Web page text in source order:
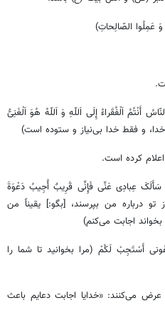
یا أَیُّهَا اَلنّاسُ أَنْتُمُ اَلْفُقَراءُ إِلَی اَللّهِ وَ اَللّهُ هُوَ اَلْغَنِیُّ
خدا، و فقط خدا بی‌نیاز و ستوده است)
کرده است.
می‌فرماید: وَ إِذا سَأَلَکَ عِبادِی عَنِّی فَإِنِّی قَرِیبٌ أُجِیبُ دَعْوَةَ
تو درباره من بپرسند، [بگو:] یقیناً من
بخواند اجابت می‌کنم)
می‌فرماید: ادْعُونی‌ أَسْتَجِبْ لَکُمْ (مرا بخوانید تا شما را
عرض می‌کنند: «خدایا اجابت دعایم باعث